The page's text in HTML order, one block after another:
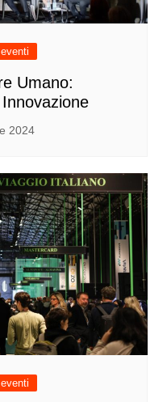
Umano:
Innovazione
2024